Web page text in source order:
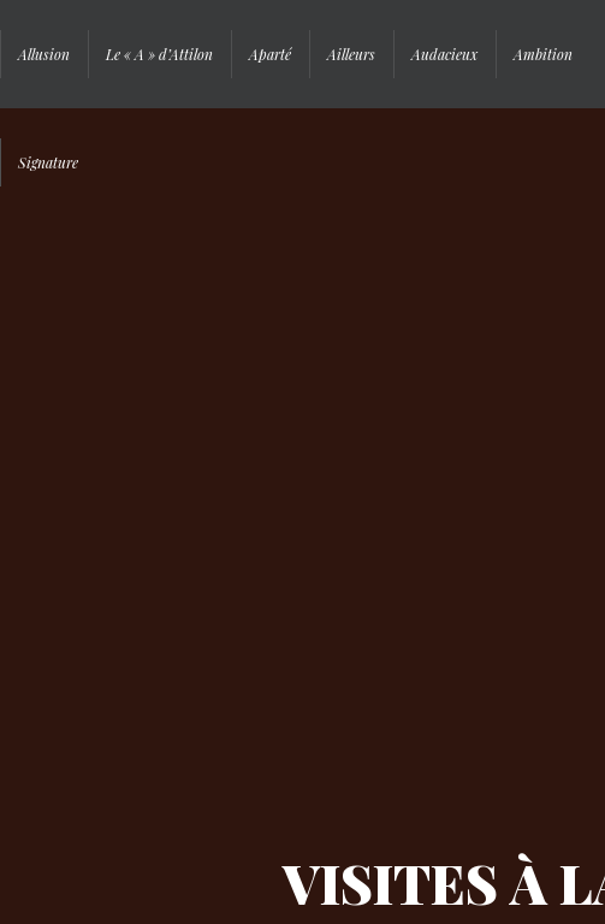
Allusion Le « A » d’Attilon Aparté Ailleurs Audacieux Ambition
Signature
VISITES À